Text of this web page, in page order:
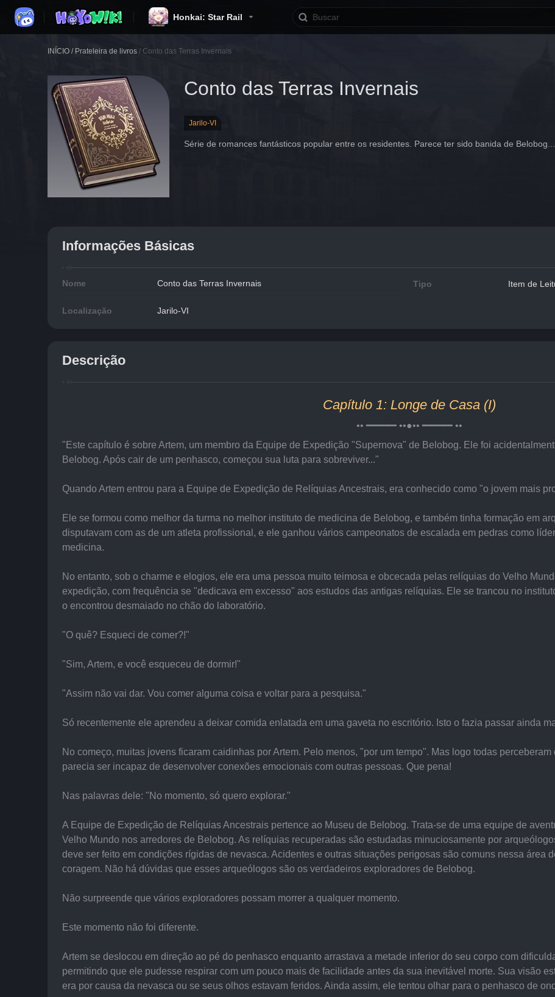
Honkai: Star Rail
INÍCIO / Prateleira de livros / Conto das Terras Invernais
Conto das Terras Invernais
Jarilo-VI
Série de romances fantásticos popular entre os residentes. Parece ter sido banida de Belobog...
Informações Básicas
Nome Conto das Terras Invernais Tipo Item de
Localização Jarilo-VI
Descrição
Capítulo 1: Longe de Casa (I)
•• ━━━━━ ••●•• ━━━━━ ••
"Este capítulo é sobre Artem, um membro da Equipe de Expedição "Supernova" de Belobog. Ele foi
Belobog. Após cair de um penhasco, começou sua luta para sobreviver..."
Quando Artem entrou para a Equipe de Expedição de Relíquias Ancestrais, era conhecido como "o jovem mais
Ele se formou como melhor da turma no melhor instituto de medicina de Belobog, e também tinha formação em
disputavam com as de um atleta profissional, e ele ganhou vários campeonatos de escalada em pedras como
medicina.
No entanto, sob o charme e elogios, ele era uma pessoa muito teimosa e obcecada pelas relíquias do Velho
expedição, com frequência se "dedicava em excesso" aos estudos das antigas relíquias. Ele se trancou no
o encontrou desmaiado no chão do laboratório.
"O quê? Esqueci de comer?!"
"Sim, Artem, e você esqueceu de dormir!"
"Assim não vai dar. Vou comer alguma coisa e voltar para a pesquisa."
Só recentemente ele aprendeu a deixar comida enlatada em uma gaveta no escritório. Isto o fazia passar ainda
No começo, muitas jovens ficaram caidinhas por Artem. Pelo menos, "por um tempo". Mas logo todas
parecia ser incapaz de desenvolver conexões emocionais com outras pessoas. Que pena!
Nas palavras dele: "No momento, só quero explorar."
A Equipe de Expedição de Relíquias Ancestrais pertence ao Museu de Belobog. Trata-se de uma equipe de
Velho Mundo nos arredores de Belobog. As relíquias recuperadas são estudadas minuciosamente por
deve ser feito em condições rígidas de nevasca. Acidentes e outras situações perigosas são comuns nessa área
coragem. Não há dúvidas que esses arqueólogos são os verdadeiros exploradores de Belobog.
Não surpreende que vários exploradores possam morrer a qualquer momento.
Este momento não foi diferente.
Artem se deslocou em direção ao pé do penhasco enquanto arrastava a metade inferior do seu corpo com
permitindo que ele pudesse respirar com um pouco mais de facilidade antes da sua inevitável morte. Sua visão
era por causa da nevasca ou se seus olhos estavam feridos. Ainda assim, ele tentou olhar para o penhasco de